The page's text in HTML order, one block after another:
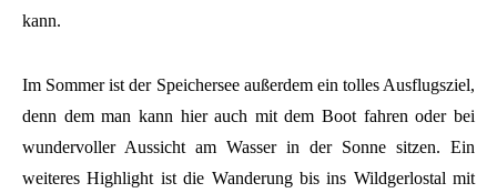
kann.
Im Sommer ist der Speichersee außerdem ein tolles Ausflugsziel,
denn dem man kann hier auch mit dem Boot fahren oder bei
wundervoller Aussicht am Wasser in der Sonne sitzen. Ein
weiteres Highlight ist die Wanderung bis ins Wildgerlostal mit